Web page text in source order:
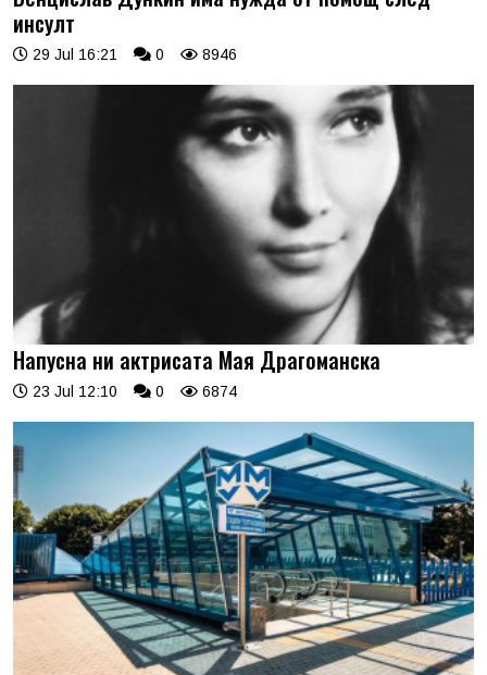
инсулт
29 Jul 16:21 0 8946
Напусна ни актрисата Мая Драгоманска
23 Jul 12:10 0 6874